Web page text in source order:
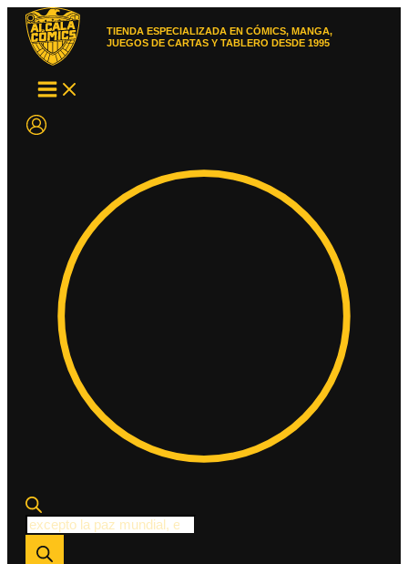
contenido
TIENDA ESPECIALIZADA EN CÓMICS, MANGA,
JUEGOS DE CARTAS Y TABLERO DESDE 1995
Búsqueda
de
productos